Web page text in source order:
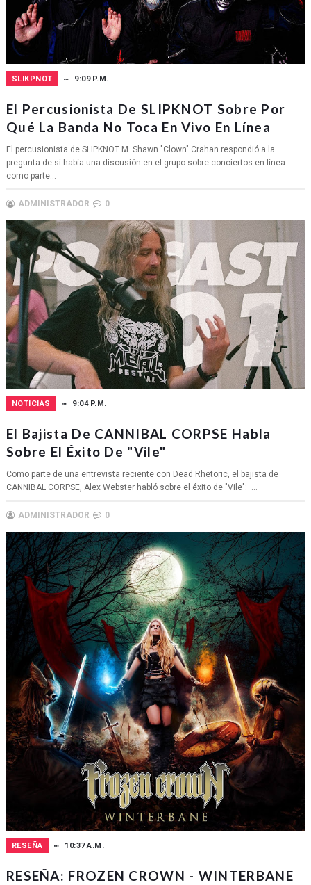
SLIKPNOT 9:09 P.M.
El Percusionista De SLIPKNOT Sobre Por
Qué La Banda No Toca En Vivo En Línea
El percusionista de SLIPKNOT M. Shawn "Clown" Crahan respondió a la
pregunta de si había una discusión en el grupo sobre conciertos en línea
como parte...
ADMINISTRADOR 0
NOTICIAS 9:04 P.M.
El Bajista De CANNIBAL CORPSE Habla
Sobre El Éxito De "Vile"
Como parte de una entrevista reciente con Dead Rhetoric, el bajista de
CANNIBAL CORPSE, Alex Webster habló sobre el éxito de "Vile": ...
ADMINISTRADOR 0
RESEÑA 10:37 A.M.
RESEÑA: FROZEN CROWN - WINTERBANE